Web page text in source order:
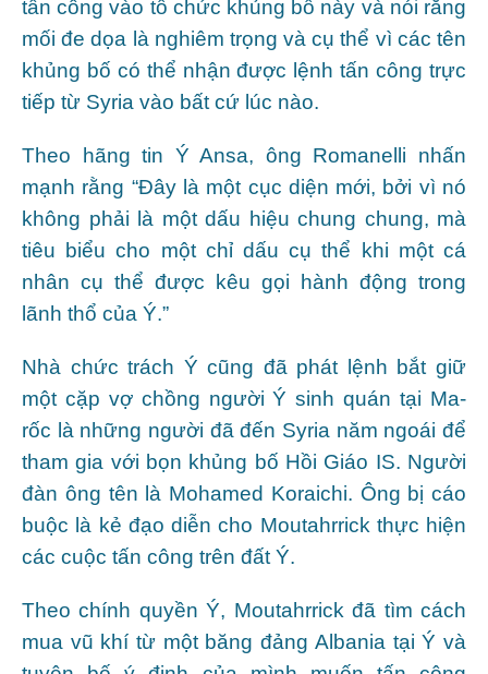
tấn công vào tổ chức khủng bố này và nói rằng
mối đe dọa là nghiêm trọng và cụ thể vì các tên
khủng bố có thể nhận được lệnh tấn công trực
tiếp từ Syria vào bất cứ lúc nào.
Theo hãng tin Ý Ansa, ông Romanelli nhấn
mạnh rằng “Đây là một cục diện mới, bởi vì nó
không phải là một dấu hiệu chung chung, mà
tiêu biểu cho một chỉ dấu cụ thể khi một cá
nhân cụ thể được kêu gọi hành động trong
lãnh thổ của Ý.”
Nhà chức trách Ý cũng đã phát lệnh bắt giữ
một cặp vợ chồng người Ý sinh quán tại Ma-
rốc là những người đã đến Syria năm ngoái để
tham gia với bọn khủng bố Hồi Giáo IS. Người
đàn ông tên là Mohamed Koraichi. Ông bị cáo
buộc là kẻ đạo diễn cho Moutahrrick thực hiện
các cuộc tấn công trên đất Ý.
Theo chính quyền Ý, Moutahrrick đã tìm cách
mua vũ khí từ một băng đảng Albania tại Ý và